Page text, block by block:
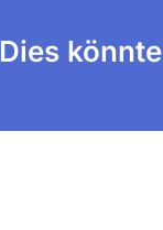
Dies